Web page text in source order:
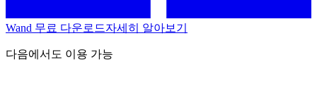
Wand 무료 다운로드자세히 알아보기
다음에서도 이용 가능